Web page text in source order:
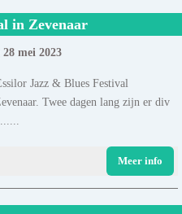
in Zevenaar
mei 2023
Jazz & Blues Festival
Twee dagen lang zijn er div
Meer info